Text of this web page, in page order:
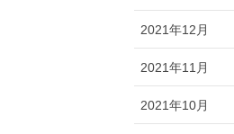
2021年12月
2021年11月
2021年10月